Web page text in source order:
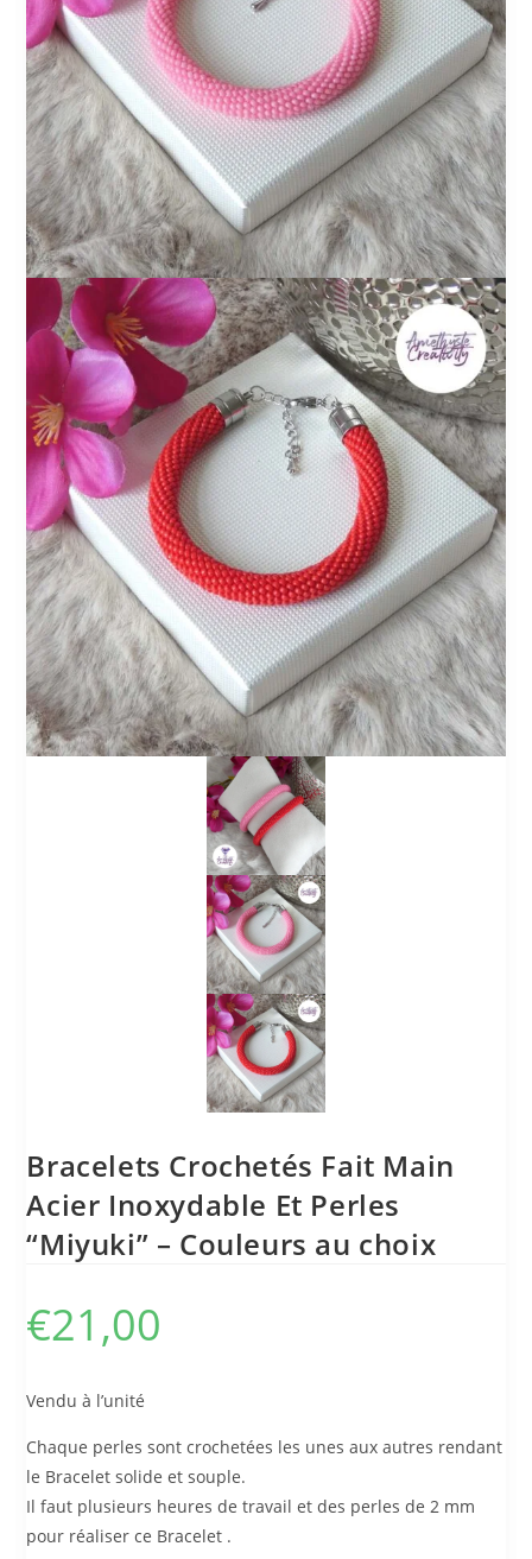
Bracelets Crochetés Fait Main
Acier Inoxydable Et Perles
“Miyuki” – Couleurs au choix
€21,00
Vendu à l’unité
Chaque perles sont crochetées les unes aux autres rendant
le Bracelet solide et souple.
Il faut plusieurs heures de travail et des perles de 2 mm
pour réaliser ce Bracelet .